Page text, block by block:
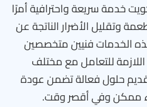
خدمة سريعة واحترافية أمرًا
وتقليل الأضرار الناتجة عن
الخدمات فنيين متخصصين
للتعامل مع مختلف
حلول فعالة تضمن عودة
ممكن وفي أقصر وقت.